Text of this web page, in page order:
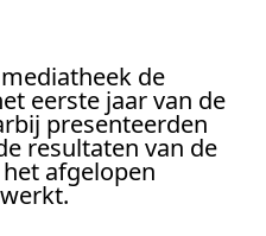
de
eerste jaar van de
presenteerden
resultaten van de
afgelopen